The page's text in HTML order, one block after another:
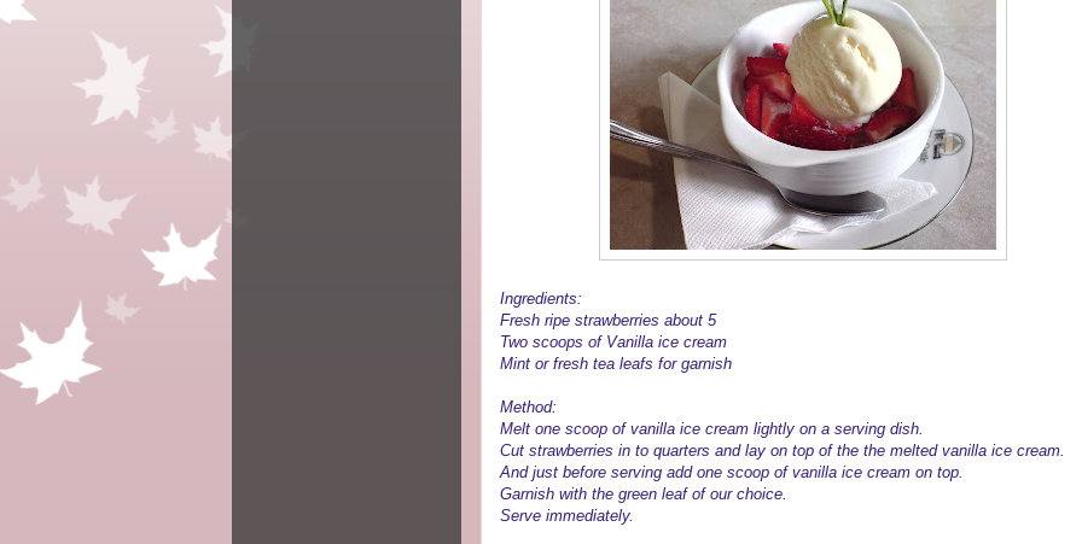
Ingredients:
Fresh ripe strawberries about 5
Two scoops of Vanilla ice cream
Mint or fresh tea leafs for garnish
Method:
Melt one scoop of vanilla ice cream lightly on a serving dish.
Cut strawberries in to quarters and lay on top of the the melted vanilla ice cream.
And just before serving add one scoop of vanilla ice cream on top.
Garnish with the green leaf of our choice.
Serve immediately.